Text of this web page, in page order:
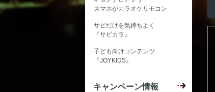
スマホがカラオケリモコン
サビだけを気持ちよく
『サビカラ』
子ども向けコンテンツ
『JOYKIDS』
キャンペーン情報